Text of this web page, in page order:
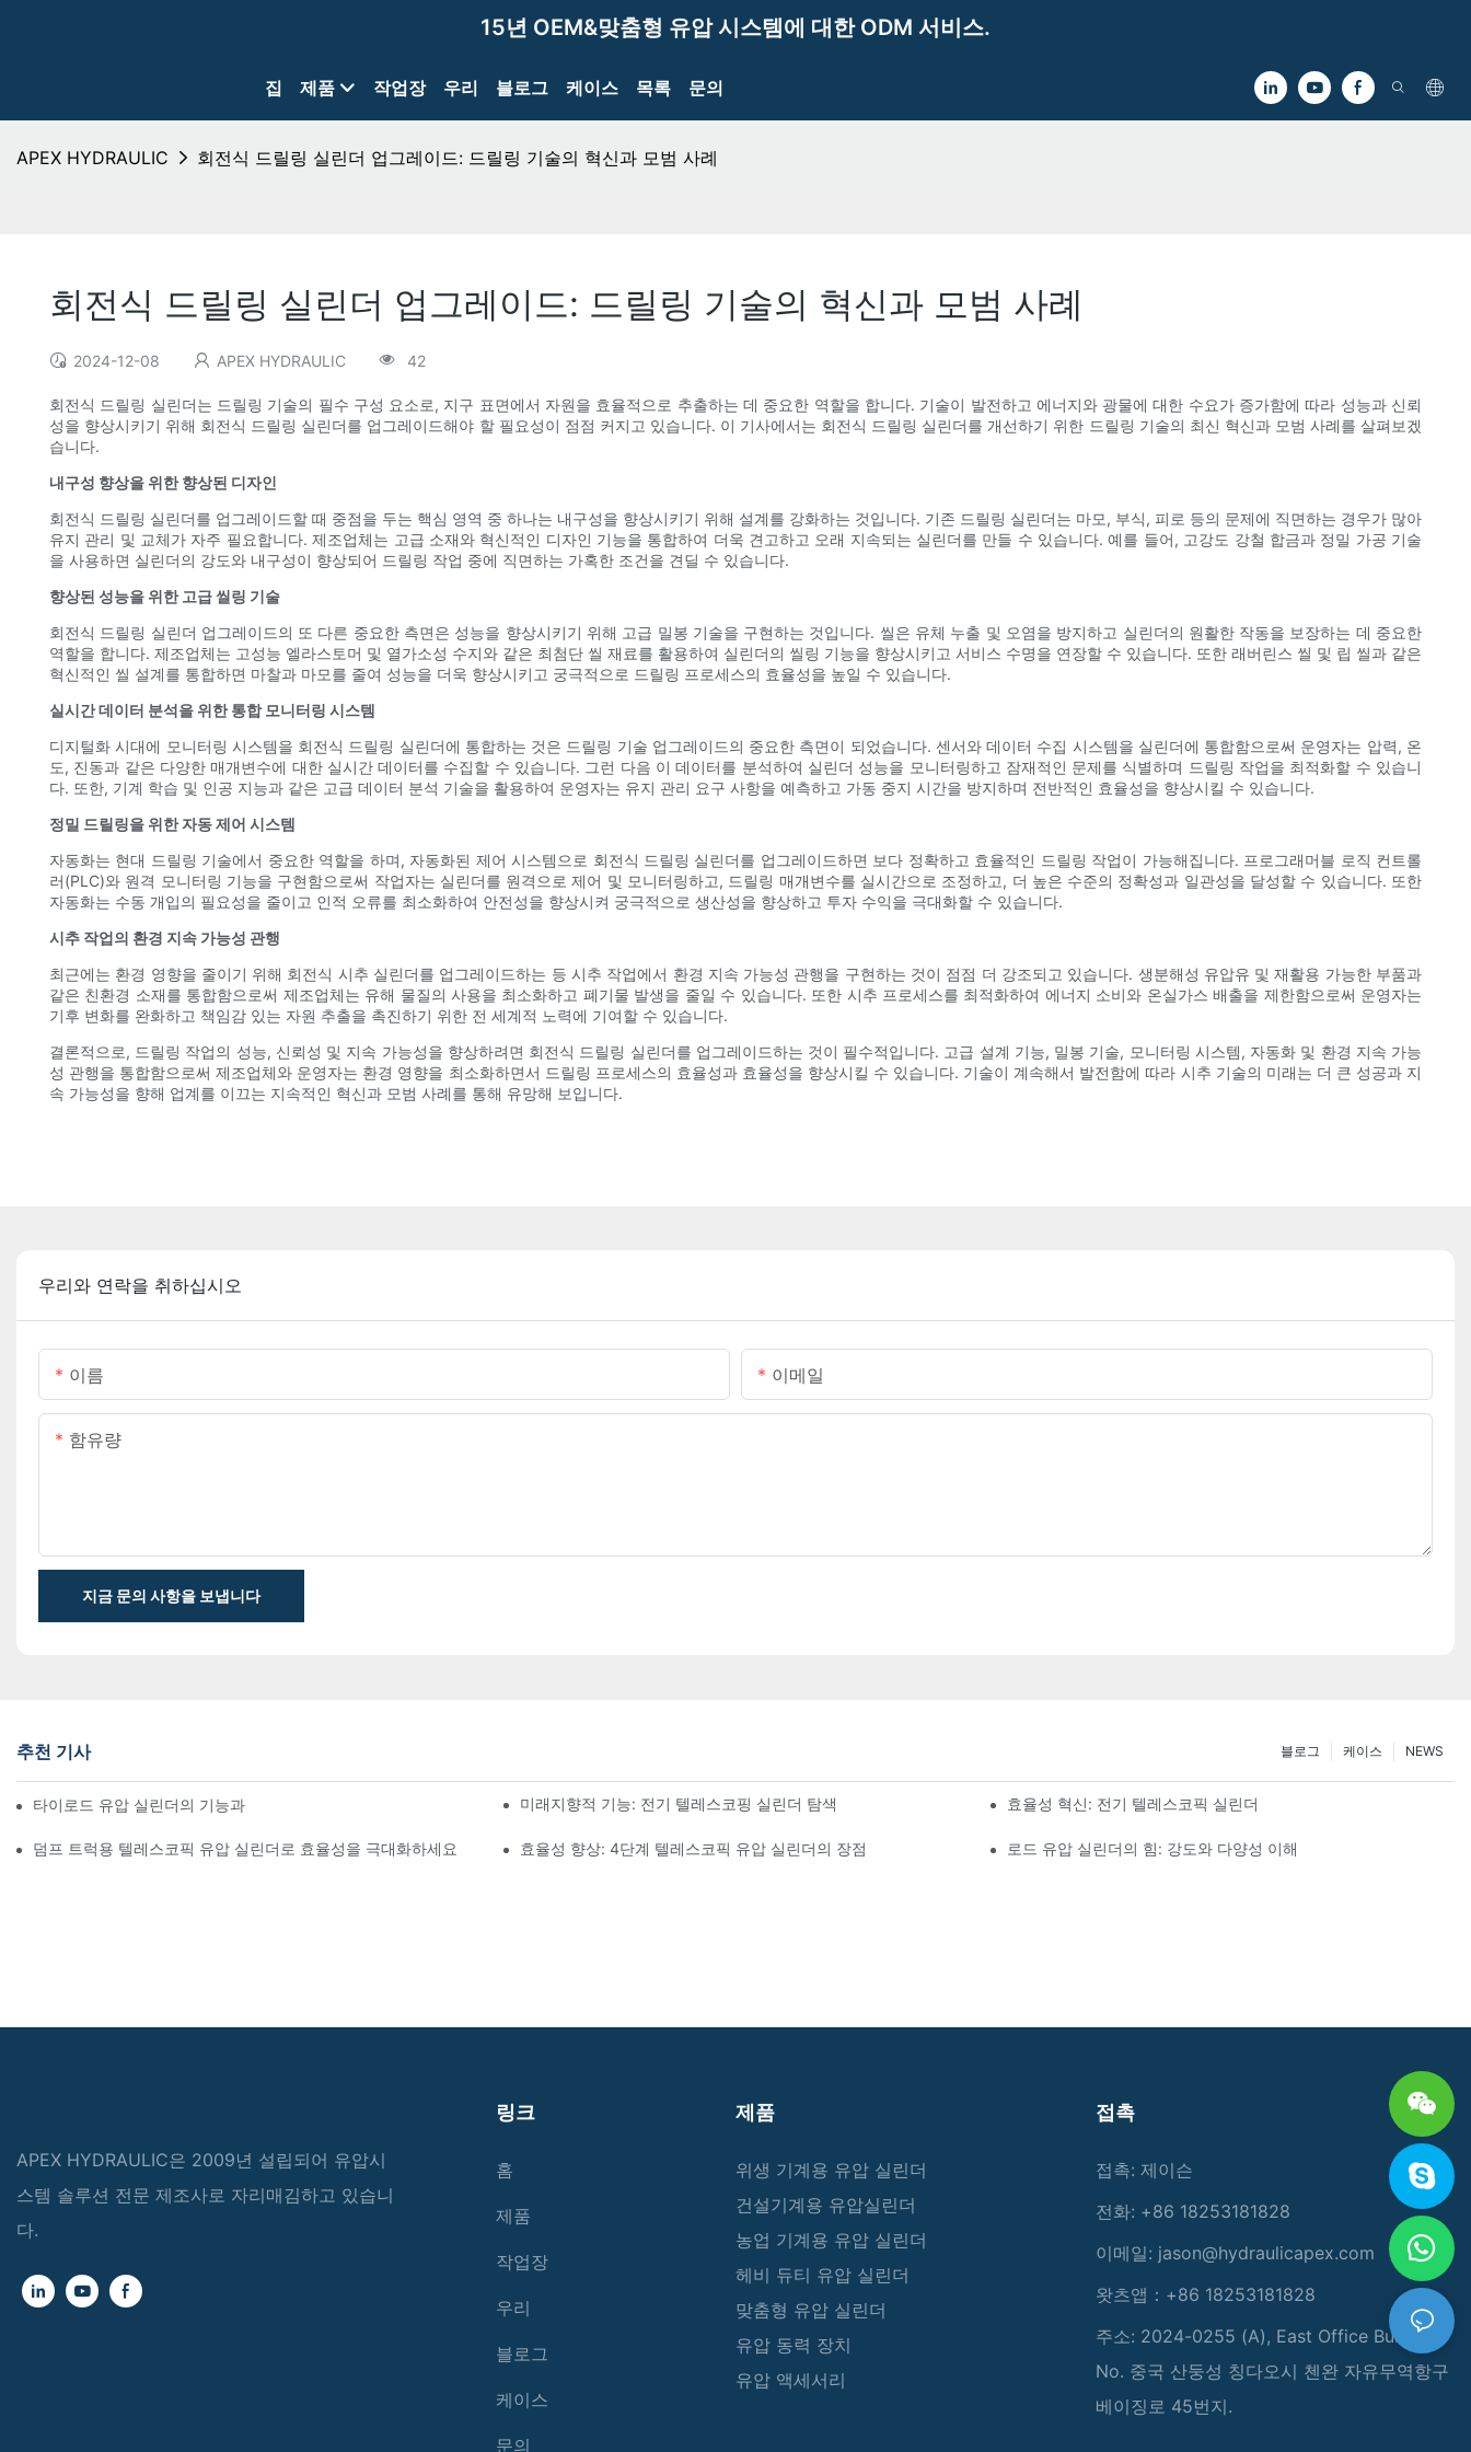
15년 OEM&맞춤형 유압 시스템에 대한 ODM 서비스.
집 제품 작업장 우리 블로그 케이스 목록 문의
APEX HYDRAULIC 회전식 드릴링 실린더 업그레이드: 드릴링 기술의 혁신과 모범 사례
회전식 드릴링 실린더 업그레이드: 드릴링 기술의 혁신과 모범 사례
2024-12-08 APEX HYDRAULIC 42
회전식 드릴링 실린더는 드릴링 기술의 필수 구성 요소로, 지구 표면에서 자원을 효율적으로 추출하는 데 중요한 역할을 합니다. 기술이 발전하고 에너지와 광물에 대한 수요가 증가함에 따라 성능과 신뢰
성을 향상시키기 위해 회전식 드릴링 실린더를 업그레이드해야 할 필요성이 점점 커지고 있습니다. 이 기사에서는 회전식 드릴링 실린더를 개선하기 위한 드릴링 기술의 최신 혁신과 모범 사례를 살펴보겠
습니다.
내구성 향상을 위한 향상된 디자인
회전식 드릴링 실린더를 업그레이드할 때 중점을 두는 핵심 영역 중 하나는 내구성을 향상시키기 위해 설계를 강화하는 것입니다. 기존 드릴링 실린더는 마모, 부식, 피로 등의 문제에 직면하는 경우가 많아
유지 관리 및 교체가 자주 필요합니다. 제조업체는 고급 소재와 혁신적인 디자인 기능을 통합하여 더욱 견고하고 오래 지속되는 실린더를 만들 수 있습니다. 예를 들어, 고강도 강철 합금과 정밀 가공 기술
을 사용하면 실린더의 강도와 내구성이 향상되어 드릴링 작업 중에 직면하는 가혹한 조건을 견딜 수 있습니다.
향상된 성능을 위한 고급 씰링 기술
회전식 드릴링 실린더 업그레이드의 또 다른 중요한 측면은 성능을 향상시키기 위해 고급 밀봉 기술을 구현하는 것입니다. 씰은 유체 누출 및 오염을 방지하고 실린더의 원활한 작동을 보장하는 데 중요한
역할을 합니다. 제조업체는 고성능 엘라스토머 및 열가소성 수지와 같은 최첨단 씰 재료를 활용하여 실린더의 씰링 기능을 향상시키고 서비스 수명을 연장할 수 있습니다. 또한 래버린스 씰 및 립 씰과 같은
혁신적인 씰 설계를 통합하면 마찰과 마모를 줄여 성능을 더욱 향상시키고 궁극적으로 드릴링 프로세스의 효율성을 높일 수 있습니다.
실시간 데이터 분석을 위한 통합 모니터링 시스템
디지털화 시대에 모니터링 시스템을 회전식 드릴링 실린더에 통합하는 것은 드릴링 기술 업그레이드의 중요한 측면이 되었습니다. 센서와 데이터 수집 시스템을 실린더에 통합함으로써 운영자는 압력, 온
도, 진동과 같은 다양한 매개변수에 대한 실시간 데이터를 수집할 수 있습니다. 그런 다음 이 데이터를 분석하여 실린더 성능을 모니터링하고 잠재적인 문제를 식별하며 드릴링 작업을 최적화할 수 있습니
다. 또한, 기계 학습 및 인공 지능과 같은 고급 데이터 분석 기술을 활용하여 운영자는 유지 관리 요구 사항을 예측하고 가동 중지 시간을 방지하며 전반적인 효율성을 향상시킬 수 있습니다.
정밀 드릴링을 위한 자동 제어 시스템
자동화는 현대 드릴링 기술에서 중요한 역할을 하며, 자동화된 제어 시스템으로 회전식 드릴링 실린더를 업그레이드하면 보다 정확하고 효율적인 드릴링 작업이 가능해집니다. 프로그래머블 로직 컨트롤
러(PLC)와 원격 모니터링 기능을 구현함으로써 작업자는 실린더를 원격으로 제어 및 모니터링하고, 드릴링 매개변수를 실시간으로 조정하고, 더 높은 수준의 정확성과 일관성을 달성할 수 있습니다. 또한
자동화는 수동 개입의 필요성을 줄이고 인적 오류를 최소화하여 안전성을 향상시켜 궁극적으로 생산성을 향상하고 투자 수익을 극대화할 수 있습니다.
시추 작업의 환경 지속 가능성 관행
최근에는 환경 영향을 줄이기 위해 회전식 시추 실린더를 업그레이드하는 등 시추 작업에서 환경 지속 가능성 관행을 구현하는 것이 점점 더 강조되고 있습니다. 생분해성 유압유 및 재활용 가능한 부품과
같은 친환경 소재를 통합함으로써 제조업체는 유해 물질의 사용을 최소화하고 폐기물 발생을 줄일 수 있습니다. 또한 시추 프로세스를 최적화하여 에너지 소비와 온실가스 배출을 제한함으로써 운영자는
기후 변화를 완화하고 책임감 있는 자원 추출을 촉진하기 위한 전 세계적 노력에 기여할 수 있습니다.
결론적으로, 드릴링 작업의 성능, 신뢰성 및 지속 가능성을 향상하려면 회전식 드릴링 실린더를 업그레이드하는 것이 필수적입니다. 고급 설계 기능, 밀봉 기술, 모니터링 시스템, 자동화 및 환경 지속 가능
성 관행을 통합함으로써 제조업체와 운영자는 환경 영향을 최소화하면서 드릴링 프로세스의 효율성과 효율성을 향상시킬 수 있습니다. 기술이 계속해서 발전함에 따라 시추 기술의 미래는 더 큰 성공과 지
속 가능성을 향해 업계를 이끄는 지속적인 혁신과 모범 사례를 통해 유망해 보입니다.
우리와 연락을 취하십시오
이름 이메일
함유량
지금 문의 사항을 보냅니다
추천 기사 NEWS
케이스
블로그
타이로드 유압 실린더의 기능과 중요성 이해 미래지향적 기능: 전기 텔레스코핑 실린더 탐색 효율성 혁신: 전기 텔레스코픽 실린더
덤프 트럭용 텔레스코픽 유압 실린더로 효율성을 극대화하세요 효율성 향상: 4단계 텔레스코픽 유압 실린더의 장점 로드 유압 실린더의 힘: 강도와 다양성 이해
APEX HYDRAULIC은 2009년 설립되어 유압시
스템 솔루션 전문 제조사로 자리매김하고 있습니
다.
링크
홈
제품
작업장
우리
블로그
케이스
문의
제품
위생 기계용 유압 실린더
건설기계용 유압실린더
농업 기계용 유압 실린더
헤비 듀티 유압 실린더
맞춤형 유압 실린더
유압 동력 장치
유압 액세서리
접촉
접촉: 제이슨
전화: +86 18253181828
이메일: jason@hydraulicapex.com
왓츠앱：+86 18253181828
주소: 2024-0255 (A), East Office Building,
No. 중국 산둥성 칭다오시 첸완 자유무역항구
베이징로 45번지.